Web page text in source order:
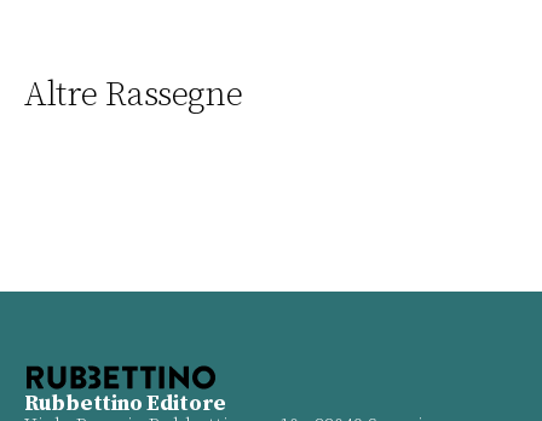
Altre Rassegne
Rubbettino Editore